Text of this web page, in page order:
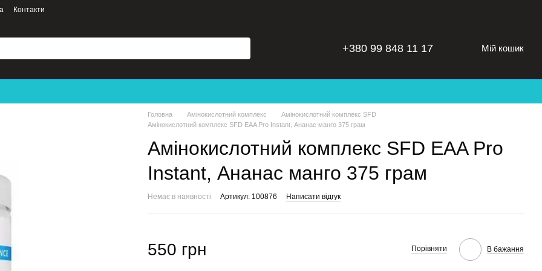
Контакти
+380 99 848 11 17 Мій кошик
Головна Амінокислотний комплекс
Амінокислотний комплекс SFD
Амінокислотний комплекс SFD EAA Pro Instant, Ананас манго 375 грам
Амінокислотний комплекс SFD EAA Pro
Instant, Ананас манго 375 грам
Немає в наявності Артикул: 100876 Написати відгук
550 грн Порівняти В бажання